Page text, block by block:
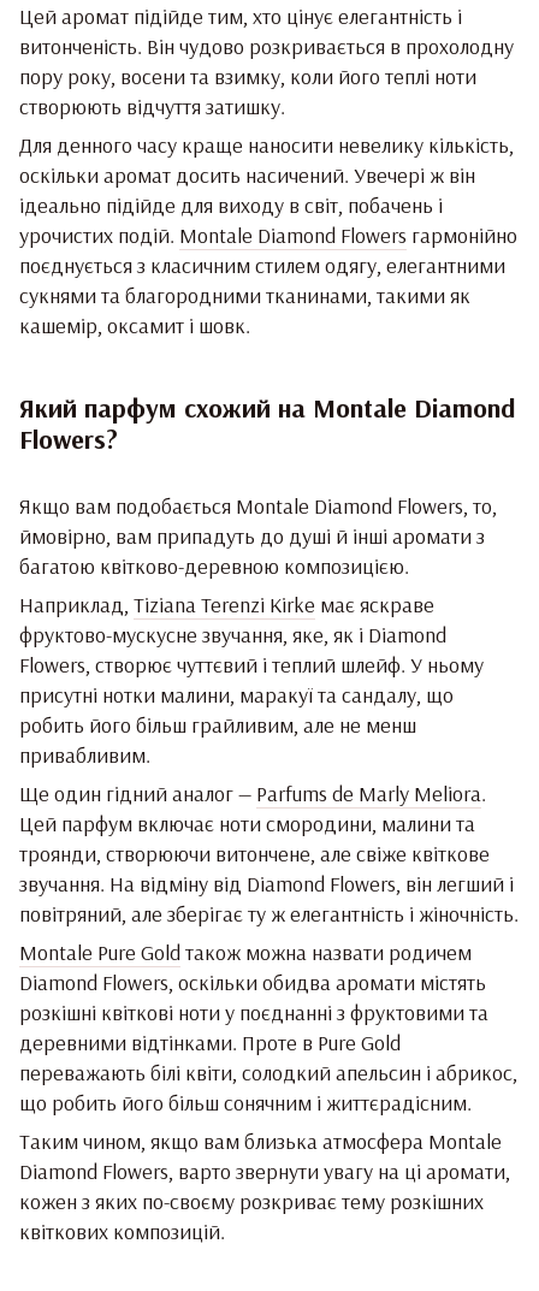
Цей аромат підійде тим, хто цінує елегантність і
витонченість. Він чудово розкривається в прохолодну
пору року, восени та взимку, коли його теплі ноти
створюють відчуття затишку.
Для денного часу краще наносити невелику кількість,
оскільки аромат досить насичений. Увечері ж він
ідеально підійде для виходу в світ, побачень і
урочистих подій. Montale Diamond Flowers гармонійно
поєднується з класичним стилем одягу, елегантними
сукнями та благородними тканинами, такими як
кашемір, оксамит і шовк.
Який парфум схожий на Montale Diamond
Flowers?
Якщо вам подобається Montale Diamond Flowers, то,
ймовірно, вам припадуть до душі й інші аромати з
багатою квітково-деревною композицією.
Наприклад, Tiziana Terenzi Kirke має яскраве
фруктово-мускусне звучання, яке, як і Diamond
Flowers, створює чуттєвий і теплий шлейф. У ньому
присутні нотки малини, маракуї та сандалу, що
робить його більш грайливим, але не менш
привабливим.
Ще один гідний аналог — Parfums de Marly Meliora.
Цей парфум включає ноти смородини, малини та
троянди, створюючи витончене, але свіже квіткове
звучання. На відміну від Diamond Flowers, він легший і
повітряний, але зберігає ту ж елегантність і жіночність.
Montale Pure Gold також можна назвати родичем
Diamond Flowers, оскільки обидва аромати містять
розкішні квіткові ноти у поєднанні з фруктовими та
деревними відтінками. Проте в Pure Gold
переважають білі квіти, солодкий апельсин і абрикос,
що робить його більш сонячним і життєрадісним.
Таким чином, якщо вам близька атмосфера Montale
Diamond Flowers, варто звернути увагу на ці аромати,
кожен з яких по-своєму розкриває тему розкішних
квіткових композицій.